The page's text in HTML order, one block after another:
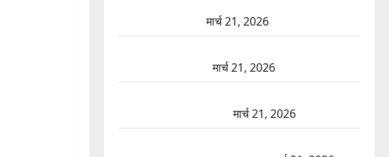
मार्च 21, 2026
मार्च 21, 2026
मार्च 21, 2026